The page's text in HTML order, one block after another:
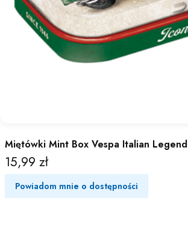
Miętówki Mint Box Vespa Italian Legend
Cena
15,99 zł
Powiadom mnie o dostępności